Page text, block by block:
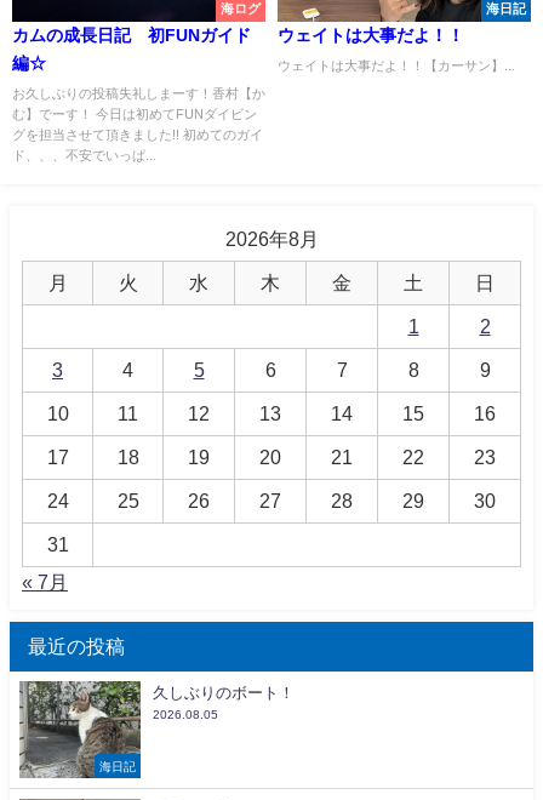
海ログ
カムの成長日記 初FUNガイド
編☆
お久しぶりの投稿失礼しまーす！香村【か
む】でーす！ 今日は初めてFUNダイビン
グを担当させて頂きました!! 初めてのガイ
ド、、、不安でいっぱ...
海日記
ウェイトは大事だよ！！
ウェイトは大事だよ！！【カーサン】...
2026年8月
月 火 水 木 金 土 日
1 2
3 4 5 6 7 8 9
10 11 12 13 14 15 16
17 18 19 20 21 22 23
24 25 26 27 28 29 30
31
« 7月
最近の投稿
海日記
久しぶりのボート！
2026.08.05